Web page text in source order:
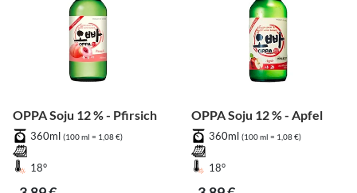
OPPA Soju 12 % - Pfirsich
360ml (100 ml = 1,08 €)
18°
OPPA Soju 12 % - Apfel
360ml (100 ml = 1,08 €)
18°